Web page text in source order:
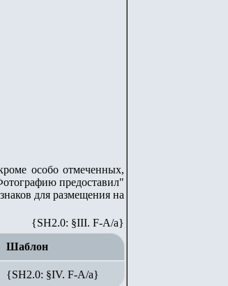
особо отмеченных,
предоставил"
для размещения на
{SH2.0: §III. F-A/а}
Шаблон
{SH2.0: §IV. F-А/а}